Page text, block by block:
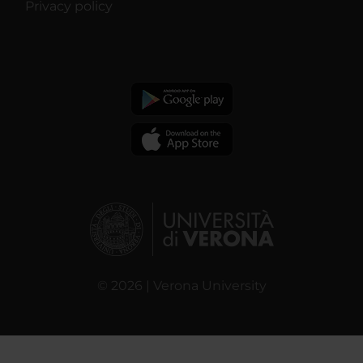
Privacy policy
© 2026 | Verona University